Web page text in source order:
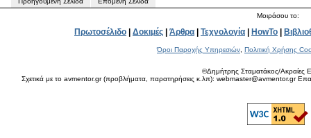
Μοιράσου το:
Πρωτοσέλιδο Δοκιμές Άρθρα Τεχνολογία HowTo
Όροι Παροχής Υπηρεσιών Πολιτική Χρήσης
©Δημήτρης Σταματάκος/Ακραίες
Σχετικά με το avmentor.gr (προβλήματα, παρατηρήσεις κ.λπ): webmaster@avmentor.gr